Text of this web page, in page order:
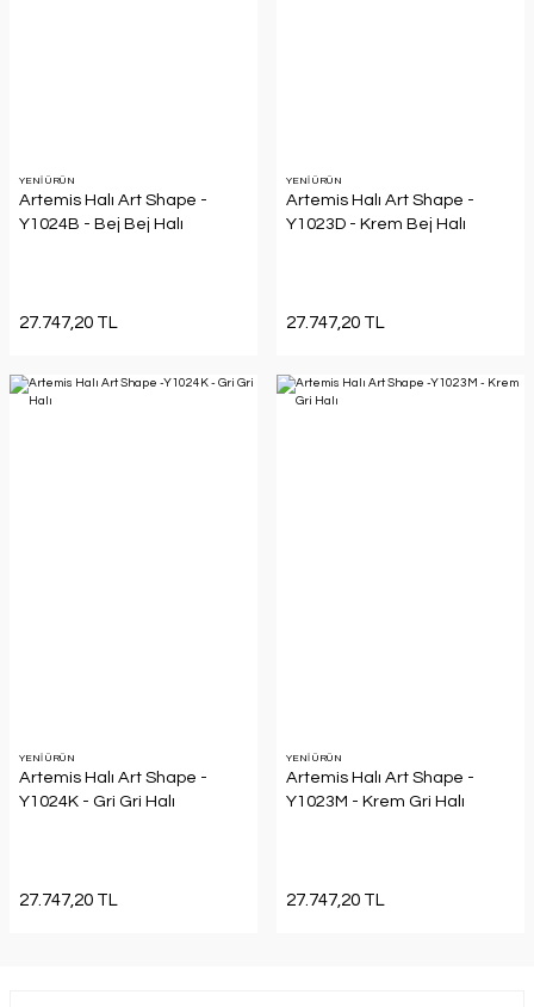
YENİ ÜRÜN
Artemis Halı Art Shape -
Y1024B - Bej Bej Halı
27.747,20 TL
YENİ ÜRÜN
Artemis Halı Art Shape -
Y1023D - Krem Bej Halı
27.747,20 TL
YENİ ÜRÜN
Artemis Halı Art Shape -
Y1024K - Gri Gri Halı
27.747,20 TL
YENİ ÜRÜN
Artemis Halı Art Shape -
Y1023M - Krem Gri Halı
27.747,20 TL